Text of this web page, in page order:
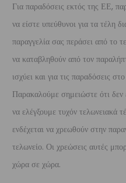
Για παραδόσεις εκτός της ΕΕ,
να είστε υπεύθυνοι για τα τέλη
παραγγελία σας περάσει από το
να καταβληθούν από τον
ισχύει και για τις παραδόσεις
Παρακαλούμε σημειώστε ότι
να ελέγξουμε τυχόν τελωνειακά
ενδέχεται να χρεωθούν στην
τελωνείο. Οι χρεώσεις αυτές
χώρα σε χώρα.